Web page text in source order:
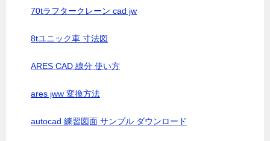
70tラフタークレーン cad jw
8tユニック車 寸法図
ARES CAD 線分 使い方
ares jww 変換方法
autocad 練習図面 サンプル ダウンロード